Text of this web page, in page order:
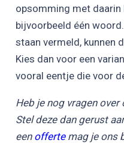
opsomming met daarin
bijvoorbeeld één
staan vermeld, kunnen
Kies dan voor een
vooral eentje die voor
Heb je nog vragen
Stel deze dan gerust
een offertemag je ons